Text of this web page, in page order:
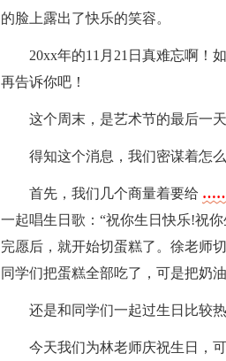
的脸上露出了快乐的笑容。
20xx年的11月21日真难忘啊！
再告诉你吧！
这个周末，是艺术节的最后一
得知这个消息，我们密谋着怎
首先，我们几个商量着要给 ……
一起唱生日歌：“祝你生日快乐!祝
完愿后，就开始切蛋糕了。徐老师
同学们把蛋糕全部吃了，可是把奶
还是和同学们一起过生日比较
今天我们为林老师庆祝生日，